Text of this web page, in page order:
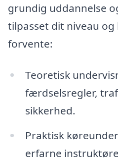
grundig uddannelse
tilpasset dit niveau og
forvente:
Teoretisk
færdselsregler,
sikkerhed.
Praktisk
erfarne